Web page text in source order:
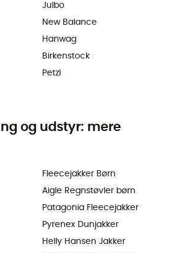
Julbo
New Balance
Hanwag
Birkenstock
Petzl
og udstyr: mere
Fleecejakker Børn
Aigle Regnstøvler børn
Patagonia Fleecejakker
Pyrenex Dunjakker
Helly Hansen Jakker